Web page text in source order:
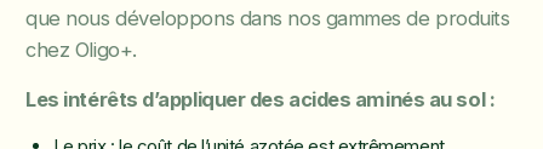
que nous développons dans nos gammes de produits
chez Oligo+.
Les intérêts d’appliquer des acides aminés au sol :